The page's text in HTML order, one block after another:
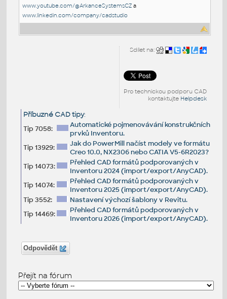
www.youtube.com/@ArkanceSystemsCZ a
www.linkedin.com/company/cadstudio
Sdílet na:
Pro technickou podporu CAD
kontaktujte Helpdesk
Příbuzné CAD tipy:
Tip 7058:
Automatické pojmenovávání konstrukčních
prvků Inventoru.
Tip 13929:
Jak do PowerMill načíst modely ve formátu
Creo 10.0, NX2306 nebo CATIA V5-6R2023?
Tip 14073:
Přehled CAD formátů podporovaných v
Inventoru 2024 (import/export/AnyCAD).
Tip 14074:
Přehled CAD formátů podporovaných v
Inventoru 2025 (import/export/AnyCAD).
Tip 3552:
Nastavení výchozí šablony v Revitu.
Tip 14469:
Přehled CAD formátů podporovaných v
Inventoru 2026 (import/export/AnyCAD).
Odpovědět
Přejít na fórum